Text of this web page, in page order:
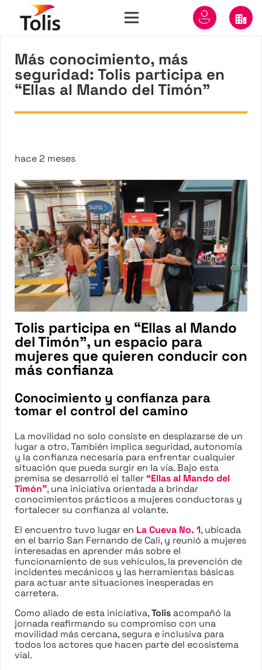
Más conocimiento, más
seguridad: Tolis participa en
“Ellas al Mando del Timón”
hace 2 meses
Tolis participa en “Ellas al Mando
del Timón”, un espacio para
mujeres que quieren conducir con
más confianza
Conocimiento y confianza para
tomar el control del camino
La movilidad no solo consiste en desplazarse de un
lugar a otro. También implica seguridad, autonomía
y la confianza necesaria para enfrentar cualquier
situación que pueda surgir en la vía. Bajo esta
premisa se desarrolló el taller“Ellas al Mando del
Timón”, una iniciativa orientada a brindar
conocimientos prácticos a mujeres conductoras y
fortalecer su confianza al volante.
El encuentro tuvo lugar en La Cueva No. 1, ubicada
en el barrio San Fernando de Cali, y reunió a mujeres
interesadas en aprender más sobre el
funcionamiento de sus vehículos, la prevención de
incidentes mecánicos y las herramientas básicas
para actuar ante situaciones inesperadas en
carretera.
Como aliado de esta iniciativa,Tolisacompañó la
jornada reafirmando su compromiso con una
movilidad más cercana, segura e inclusiva para
todos los actores que hacen parte del ecosistema
vial.